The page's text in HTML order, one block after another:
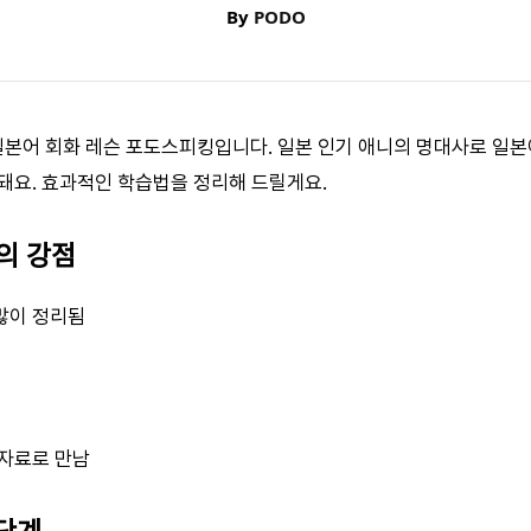
By PODO
어 회화 레슨 포도스피킹입니다. 일본 인기 애니의 명대사로 일
요. 효과적인 학습법을 정리해 드릴게요.
강점
이 정리됨
료로 만남